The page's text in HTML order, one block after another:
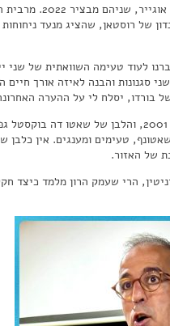
עברנו להשוואה בין
של רוסטאן, שהציג מנעד
דורות, שני סגנונות והבנה לאיזה
בורדו, יסלח לי על ההערה
טעימים ומענגים. אין
של האזור.
הרי שעמק הרון מלמד כיצד